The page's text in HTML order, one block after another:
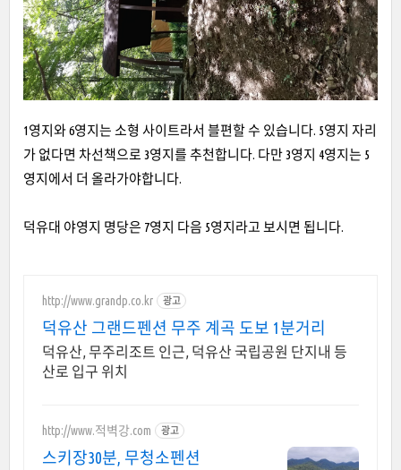
1영지와 6영지는 소형 사이트라서 블편할 수 있습니다. 5영지 자리
가 없다면 차선책으로 3영지를 추천합니다. 다만 3영지 4영지는 5
영지에서 더 올라가야합니다.
덕유대 야영지 명당은 7영지 다음 5영지라고 보시면 됩니다.
http://www.grandp.co.kr 광고
덕유산 그랜드펜션 무주 계곡 도보 1분거리
덕유산, 무주리조트 인근, 덕유산 국립공원 단지내 등
산로 입구 위치
http://www.적벽강.com 광고
스키장30분, 무청소펜션